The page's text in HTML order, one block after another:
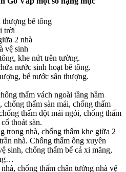
thượng bê tông
trời
2 nhà
vệ sinh
khe nứt trên tường.
nước sinh hoạt bê tông.
bể nước sân thượng.
thấm vách ngoài tầng hầm
chống thấm sàn mái, chống thấm
thấm dột mái ngói, chống thấm
thoát sàn.
trong nhà, chống thấm khe giữa 2
nhà. Chống thấm ống xuyên
sinh, chống thấm bể cá xi măng,
chống thấm chân tường nhà vệ